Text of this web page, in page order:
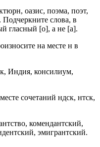
оазис, поэма, поэт,
Подчеркните слова, в
гласный [о], а не [а].
на месте н в
Индия, консилиум,
сочетаний ндск, нтск,
комендантский,
эмигрантский.